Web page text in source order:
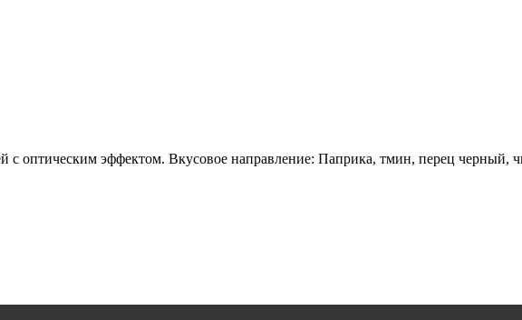
с оптическим эффектом. Вкусовое направление: Паприка, тмин, перец черный,